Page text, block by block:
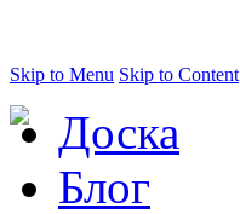
Skip to Menu Skip to Content
Доска
Блог